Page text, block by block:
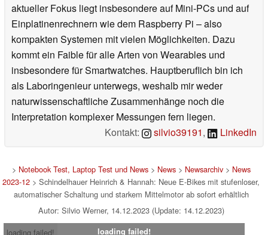
aktueller Fokus liegt insbesondere auf Mini-PCs und auf
Einplatinenrechnern wie dem Raspberry Pi – also
kompakten Systemen mit vielen Möglichkeiten. Dazu
kommt ein Faible für alle Arten von Wearables und
insbesondere für Smartwatches. Hauptberuflich bin ich
als Laboringenieur unterwegs, weshalb mir weder
naturwissenschaftliche Zusammenhänge noch die
Interpretation komplexer Messungen fern liegen.
Kontakt:
silvio39191, LinkedIn
> Notebook Test, Laptop Test und News> News> Newsarchiv> News
2023-12 > Schindelhauer Heinrich & Hannah: Neue E-Bikes mit stufenloser,
automatischer Schaltung und starkem Mittelmotor ab sofort erhältlich
Autor: Silvio Werner, 14.12.2023 (Update: 14.12.2023)
loading failed!
loading failed!